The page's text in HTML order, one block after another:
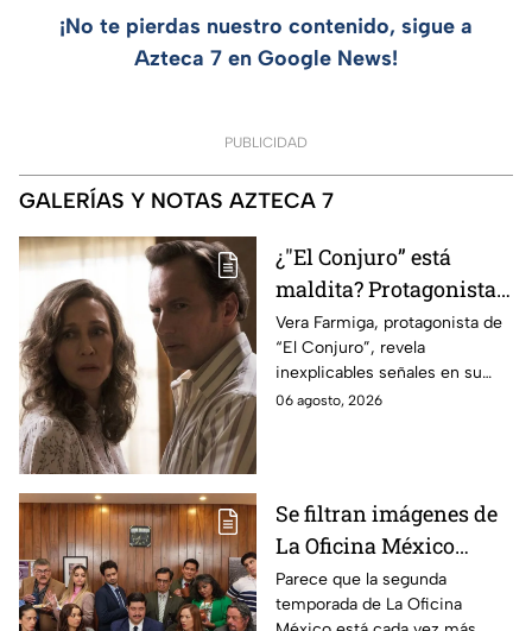
¡No te pierdas nuestro contenido, sigue a
Azteca 7 en Google News!
PUBLICIDAD
GALERÍAS Y NOTAS AZTECA 7
¿"El Conjuro” está
maldita? Protagonista
revela INQUIETANTES
señales en su cuerpo
durante la grabación de
la película
Vera Farmiga, protagonista de
“El Conjuro”, revela
inexplicables señales en su
cuerpo durante el rodaje de la
06 agosto, 2026
Se filtran imágenes de
La Oficina México
temporada 2 y un
detalle desata teorías
Parece que la segunda
temporada de La Oficina